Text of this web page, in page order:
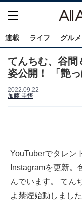
連載 ライフ グルメ
てんちむ、谷間
姿公開！ 「艶
2022.09.22
加藤 圭悟
YouTuberでタレン
Instagramを更新
んでいます。 てん
よ禁煙始動しまし